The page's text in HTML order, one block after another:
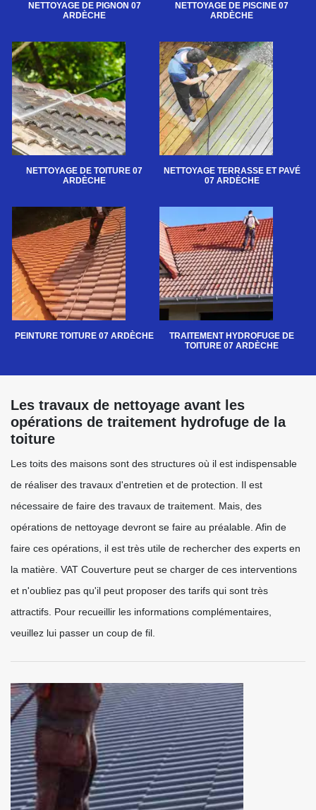
NETTOYAGE DE PIGNON 07
ARDÈCHE
NETTOYAGE DE PISCINE 07
ARDÈCHE
NETTOYAGE DE TOITURE 07
ARDÈCHE
NETTOYAGE TERRASSE ET PAVÉ
07 ARDÈCHE
PEINTURE TOITURE 07 ARDÈCHE
TRAITEMENT HYDROFUGE DE
TOITURE 07 ARDÈCHE
Les travaux de nettoyage avant les
opérations de traitement hydrofuge de la
toiture
Les toits des maisons sont des structures où il est indispensable
de réaliser des travaux d'entretien et de protection. Il est
nécessaire de faire des travaux de traitement. Mais, des
opérations de nettoyage devront se faire au préalable. Afin de
faire ces opérations, il est très utile de rechercher des experts en
la matière. VAT Couverture peut se charger de ces interventions
et n'oubliez pas qu'il peut proposer des tarifs qui sont très
attractifs. Pour recueillir les informations complémentaires,
veuillez lui passer un coup de fil.